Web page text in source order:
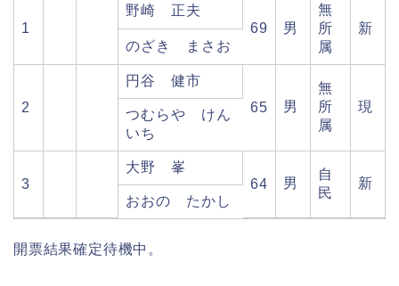
1
野崎 正夫
69
男
無
所
属
新
のざき まさお
2
円谷 健市
65
男
無
所
属
現
つむらや けん
いち
3
大野 峯
64
男
自
民
新
おおの たかし
開票結果確定待機中。